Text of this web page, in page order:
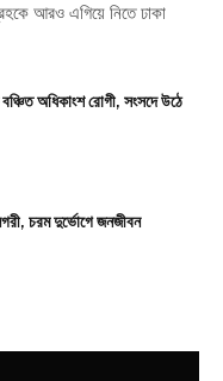
আরও এগিয়ে নিতে ঢাকা
বঞ্চিত অধিকাংশ রোগী, সংসদে উঠে
চরম দুর্ভোগে জনজীবন